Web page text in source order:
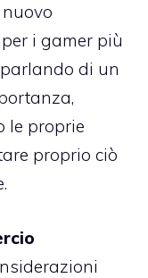
i gamer più
di un
le proprie
proprio ciò